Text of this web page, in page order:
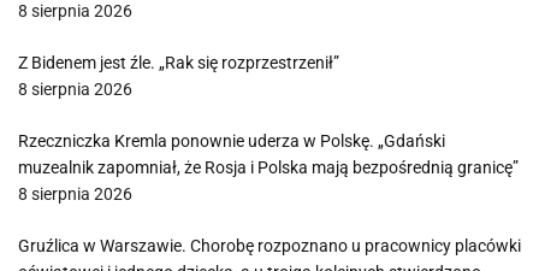
8 sierpnia 2026
Z Bidenem jest źle. „Rak się rozprzestrzenił”
8 sierpnia 2026
Rzeczniczka Kremla ponownie uderza w Polskę. „Gdański
muzealnik zapomniał, że Rosja i Polska mają bezpośrednią granicę”
8 sierpnia 2026
Gruźlica w Warszawie. Chorobę rozpoznano u pracownicy placówki